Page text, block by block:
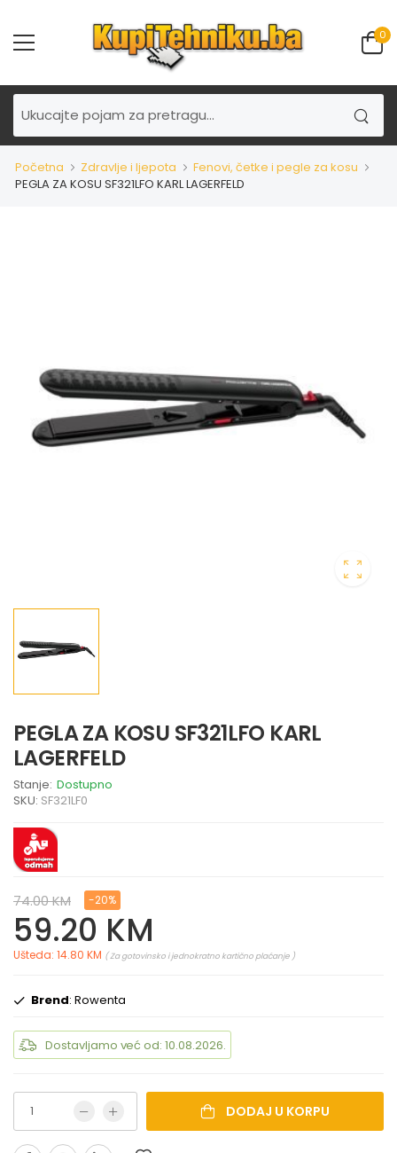
0
Početna Zdravlje i ljepota
Fenovi, četke i pegle za kosu
PEGLA ZA KOSU SF321LFO KARL LAGERFELD
PEGLA ZA KOSU SF321LFO KARL
LAGERFELD
Stanje: Dostupno
SKU: SF321LF0
74.00 KM -20%
59.20 KM
Ušteda: 14.80 KM ( Za gotovinsko i jednokratno kartično plaćanje )
Brend: Rowenta
Dostavljamo već od: 10.08.2026.
DODAJ U KORPU